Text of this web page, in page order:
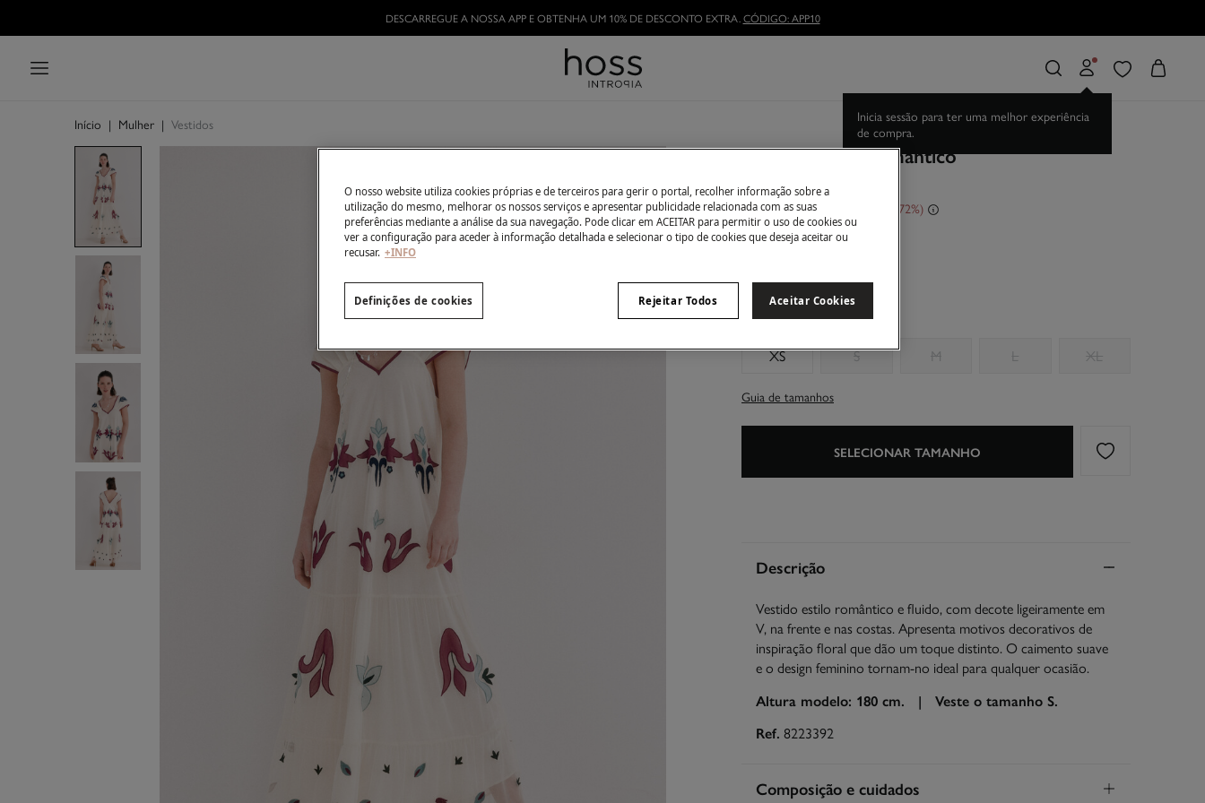
Início | Mulher | Vestidos
Aiora. Vestido romântico
€ 69,00
€ 249,00 Desconto 72
Côr:white
Tamanho:
XS
S M L XL
Guia de tamanhos
SELECIONAR TAMANHO
Descrição
Vestido estilo romântico e fluido, com decote ligeiramente em
V, na frente e nas costas. Apresenta motivos decorativos de
inspiração floral que dão um toque distinto. O caimento suave
e o design feminino tornam-no ideal para qualquer ocasião.
Altura modelo: 180 cm. | Veste o tamanho S.
Ref. 8223392
Composição e cuidados
O nosso website utiliza cookies próprias e de terceiros para gerir o portal, recolher informação sobre a
utilização do mesmo, melhorar os nossos serviços e apresentar publicidade relacionada com as suas
preferências mediante a análise da sua navegação. Pode clicar em ACEITAR para permitir o uso de cookies ou
ver a configuração para aceder à informação detalhada e selecionar o tipo de cookies que deseja aceitar ou
recusar. +INFO
Rejeitar Todos Aceitar Cookies
Definições de cookies